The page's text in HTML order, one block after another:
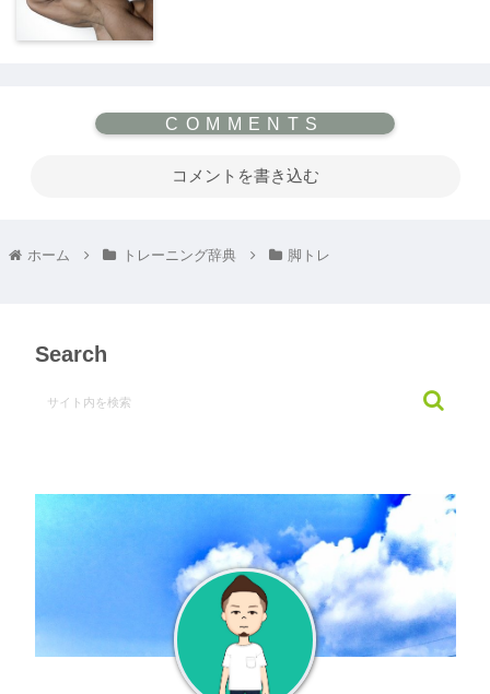
コメントを書き込む
ホーム トレーニング辞典 脚トレ
Search